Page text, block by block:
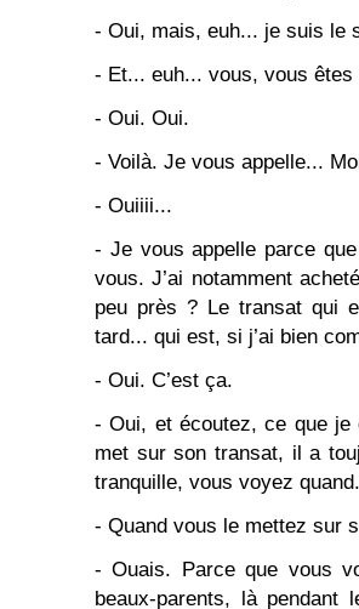
- Oui, mais, euh... je suis le
- Et... euh... vous, vous
- Oui. Oui.
- Voilà. Je vous appelle...
- Ouiiii...
- Je vous appelle parce
vous. J’ai notamment
peu près ? Le transat qui
tard... qui est, si j’ai bien
- Oui. C’est ça.
- Oui, et écoutez, ce que je
met sur son transat, il a
tranquille, vous voyez
- Quand vous le mettez sur
- Ouais. Parce que vous
beaux-parents, là